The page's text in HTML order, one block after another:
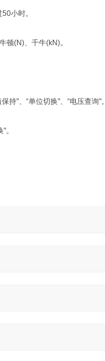
小时。
(N)、千牛(kN)。
"、“单位切换"、“电压查询"。
。